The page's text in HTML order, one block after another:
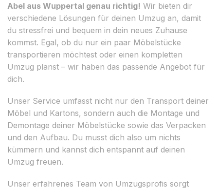
Abel aus Wuppertal genau richtig! Wir bieten dir
verschiedene Lösungen für deinen Umzug an, damit
du stressfrei und bequem in dein neues Zuhause
kommst. Egal, ob du nur ein paar Möbelstücke
transportieren möchtest oder einen kompletten
Umzug planst – wir haben das passende Angebot für
dich.
Unser Service umfasst nicht nur den Transport deiner
Möbel und Kartons, sondern auch die Montage und
Demontage deiner Möbelstücke sowie das Verpacken
und den Aufbau. Du musst dich also um nichts
kümmern und kannst dich entspannt auf deinen
Umzug freuen.
Unser erfahrenes Team von Umzugsprofis sorgt